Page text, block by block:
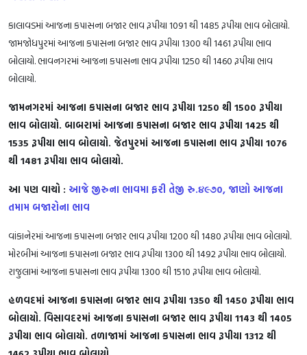
કાલાવડમાં આજના કપાસના બજાર ભાવ રૂપીયા 1091 થી 1485 રૂપીયા ભાવ બોલાયો.
જામજોધપુરમાં આજના કપાસના બજાર ભાવ રૂપીયા 1300 થી 1461 રૂપીયા ભાવ
બોલાયો. ભાવનગરમાં આજના કપાસના ભાવ રૂપીયા 1250 થી 1460 રૂપીયા ભાવ
બોલાયો.
જામનગરમાં આજના કપાસના બજાર ભાવ રૂપીયા 1250 થી 1500 રૂપીયા
ભાવ બોલાયો. બાબરામાં આજના કપાસના બજાર ભાવ રૂપીયા 1425 થી
1535 રૂપીયા ભાવ બોલાયો. જેતપુરમાં આજના કપાસના ભાવ રૂપીયા 1076
થી 1481 રૂપીયા ભાવ બોલાયો.
આ પણ વાચો : આજે જીરુના ભાવમા ફરી તેજી રુ.૪૯૭0, જાણો આજના
તમામ બજારોના ભાવ
વાંકાનેરમાં આજના કપાસના બજાર ભાવ રૂપીયા 1200 થી 1480 રૂપીયા ભાવ બોલાયો.
મોરબીમાં આજના કપાસના બજાર ભાવ રૂપીયા 1300 થી 1492 રૂપીયા ભાવ બોલાયો.
રાજુલામાં આજના કપાસના ભાવ રૂપીયા 1300 થી 1510 રૂપીયા ભાવ બોલાયો.
હળવદમાં આજના કપાસના બજાર ભાવ રૂપીયા 1350 થી 1450 રૂપીયા ભાવ
બોલાયો. વિસાવદરમાં આજના કપાસના બજાર ભાવ રૂપીયા 1143 થી 1405
રૂપીયા ભાવ બોલાયો. તળાજામાં આજના કપાસના ભાવ રૂપીયા 1312 થી